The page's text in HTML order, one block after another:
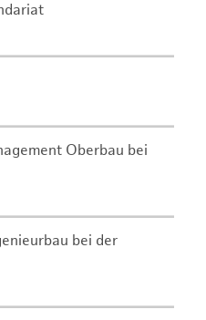
Oberbau bei
bei der